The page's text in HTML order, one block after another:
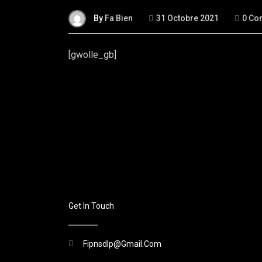
By Fa Bien 31 Octobre 2021 0
[gwolle_gb]
Get In Touch
Fipnsdlp@gmail.com